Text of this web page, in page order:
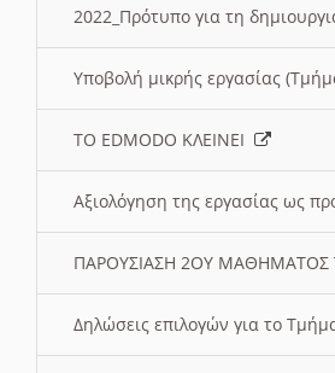
2022_Πρότυπο για τη
Υποβολή μικρής εργασίας
ΤΟ EDMODO ΚΛΕΙΝΕΙ
Αξιολόγηση της εργασίας ως
ΠΑΡΟΥΣΙΑΣΗ 2ΟΥ
Δηλώσεις επιλογών για το